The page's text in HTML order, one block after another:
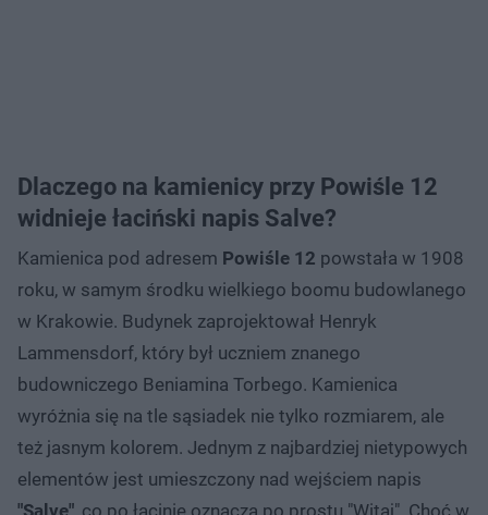
Dlaczego na kamienicy przy Powiśle 12
widnieje łaciński napis Salve?
Kamienica pod adresem Powiśle 12 powstała w 1908
roku, w samym środku wielkiego boomu budowlanego
w Krakowie. Budynek zaprojektował Henryk
Lammensdorf, który był uczniem znanego
budowniczego Beniamina Torbego. Kamienica
wyróżnia się na tle sąsiadek nie tylko rozmiarem, ale
też jasnym kolorem. Jednym z najbardziej nietypowych
elementów jest umieszczony nad wejściem napis
"Salve" , co po łacinie oznacza po prostu "Witaj". Choć w